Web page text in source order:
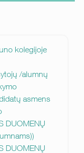
kolegijoje
/alumnų
asmens
DUOMENŲ
DUOMENŲ